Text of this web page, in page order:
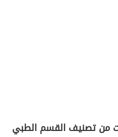
من تصنيف القسم الطبي